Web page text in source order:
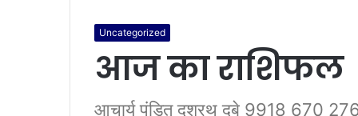
Uncategorized
आज का राशिफल
आचार्य पंडित दशरथ दुबे 9918 670